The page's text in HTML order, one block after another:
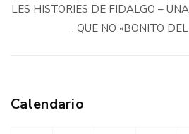
LES HISTORIES DE FIDALGO –
, QUE NO «BONITO
Calendario